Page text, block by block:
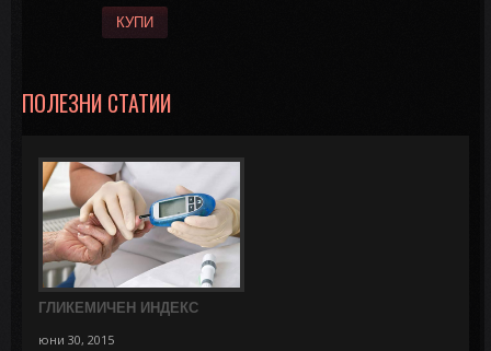
КУПИ
ПОЛЕЗНИ СТАТИИ
ГЛИКЕМИЧЕН ИНДЕКС
юни 30, 2015